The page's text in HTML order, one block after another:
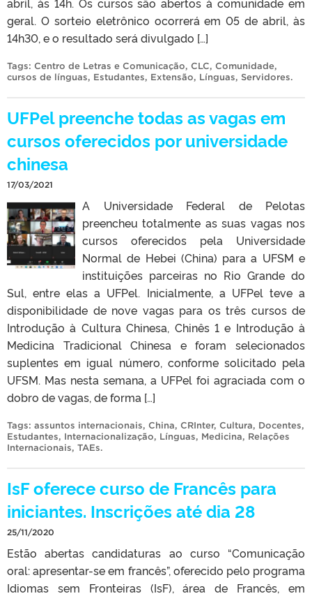
geral. O sorteio eletrônico ocorrerá em 05 de abril, às
14h30, e o resultado será divulgado […]
Tags: Centro de Letras e Comunicação, CLC, Comunidade,
cursos de línguas, Estudantes, Extensão, Línguas, Servidores.
UFPel preenche todas as vagas em
cursos oferecidos por universidade
chinesa
17/03/2021
A Universidade Federal de Pelotas
preencheu totalmente as suas vagas nos
cursos oferecidos pela Universidade
Normal de Hebei (China) para a UFSM e
instituições parceiras no Rio Grande do
Sul, entre elas a UFPel. Inicialmente, a UFPel teve a
disponibilidade de nove vagas para os três cursos de
Introdução à Cultura Chinesa, Chinês 1 e Introdução à
Medicina Tradicional Chinesa e foram selecionados
suplentes em igual número, conforme solicitado pela
UFSM. Mas nesta semana, a UFPel foi agraciada com o
dobro de vagas, de forma […]
Tags: assuntos internacionais, China, CRInter, Cultura, Docentes,
Estudantes, Internacionalização, Línguas, Medicina, Relações
Internacionais, TAEs.
IsF oferece curso de Francês para
iniciantes. Inscrições até dia 28
25/11/2020
Estão abertas candidaturas ao curso “Comunicação
oral: apresentar-se em francês”, oferecido pelo programa
Idiomas sem Fronteiras (IsF), área de Francês, em